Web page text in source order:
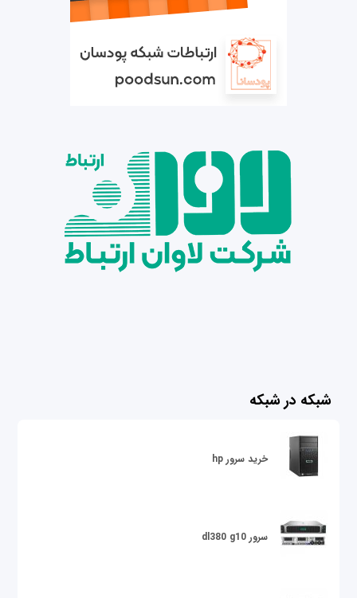
شبکه در شبکه
خرید سرور hp
سرور dl380 g10